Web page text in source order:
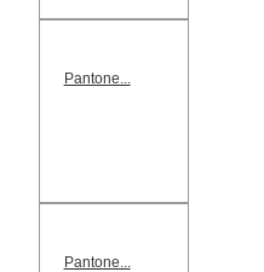
Pantone...
Pantone...